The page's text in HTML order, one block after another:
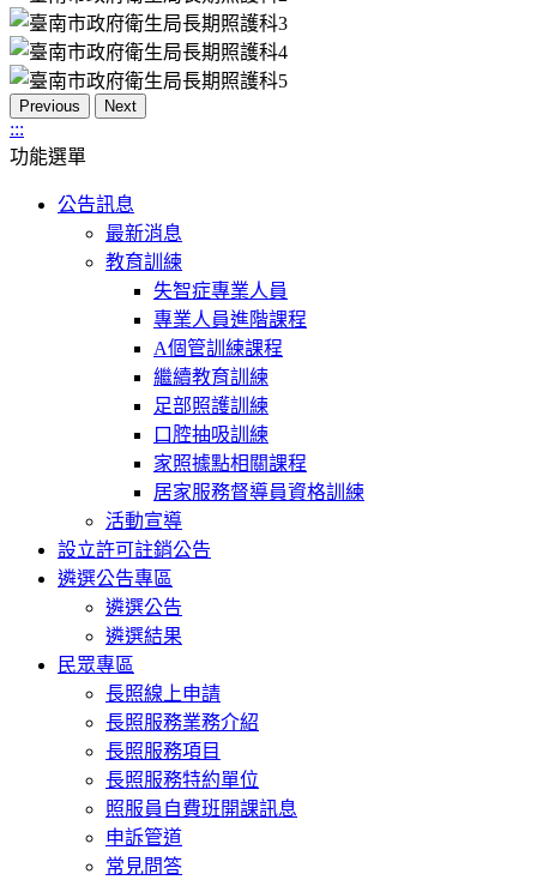
Previous Next
:::
功能選單
公告訊息
最新消息
教育訓練
失智症專業人員
專業人員進階課程
A個管訓練課程
繼續教育訓練
足部照護訓練
口腔抽吸訓練
家照據點相關課程
居家服務督導員資格訓練
活動宣導
設立許可註銷公告
遴選公告專區
遴選公告
遴選結果
民眾專區
長照線上申請
長照服務業務介紹
長照服務項目
長照服務特約單位
照服員自費班開課訊息
申訴管道
常見問答